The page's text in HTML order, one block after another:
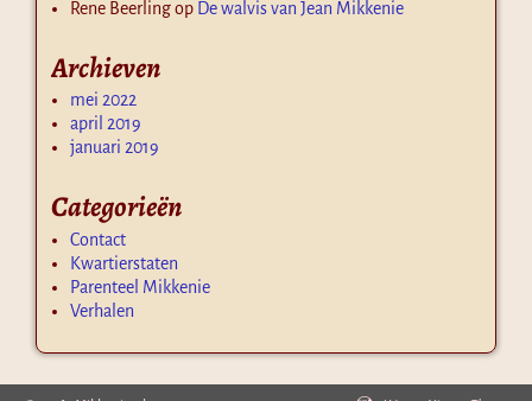
Rene Beerlingop De walvis van Jean Mikkenie
Archieven
mei 2022
april 2019
januari 2019
Categorieën
Contact
Kwartierstaten
Parenteel Mikkenie
Verhalen